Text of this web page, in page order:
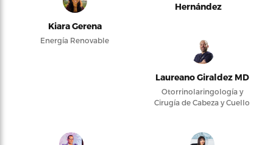
Kiara Gerena
Energía Renovable
Hernández
Laureano Giraldez MD
Otorrinolaringología y
Cirugía de Cabeza y Cuello